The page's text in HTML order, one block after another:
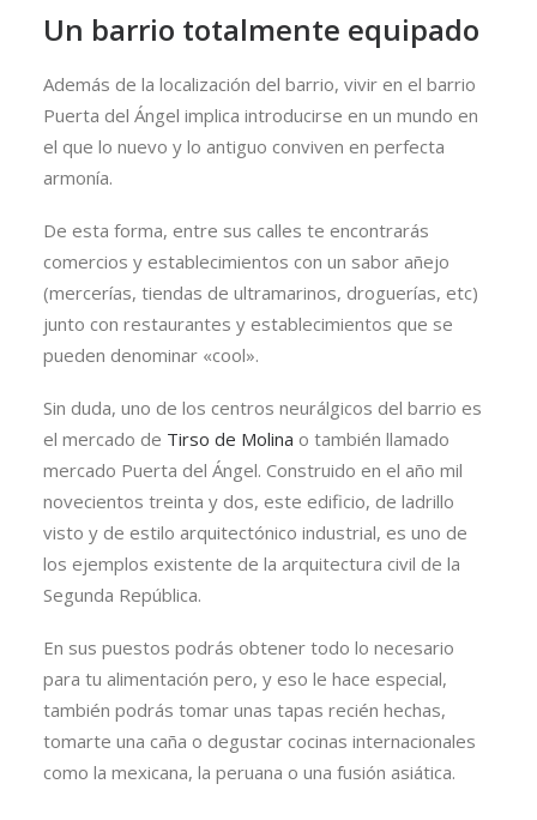
Un barrio totalmente equipado
Además de la localización del barrio, vivir en el barrio
Puerta del Ángel implica introducirse en un mundo en
el que lo nuevo y lo antiguo conviven en perfecta
armonía.
De esta forma, entre sus calles te encontrarás
comercios y establecimientos con un sabor añejo
(mercerías, tiendas de ultramarinos, droguerías, etc)
junto con restaurantes y establecimientos que se
pueden denominar «cool».
Sin duda, uno de los centros neurálgicos del barrio es
el mercado de Tirso de Molina o también llamado
mercado Puerta del Ángel. Construido en el año mil
novecientos treinta y dos, este edificio, de ladrillo
visto y de estilo arquitectónico industrial, es uno de
los ejemplos existente de la arquitectura civil de la
Segunda República.
En sus puestos podrás obtener todo lo necesario
para tu alimentación pero, y eso le hace especial,
también podrás tomar unas tapas recién hechas,
tomarte una caña o degustar cocinas internacionales
como la mexicana, la peruana o una fusión asiática.